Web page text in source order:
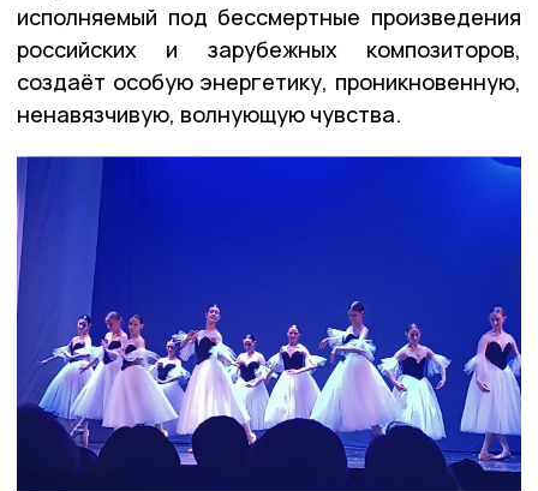
исполняемый под бессмертные произведения
российских и зарубежных композиторов,
создаёт особую энергетику, проникновенную,
ненавязчивую, волнующую чувства.